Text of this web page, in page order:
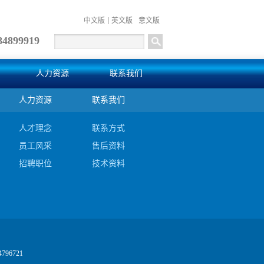
中文版 英文版 意文版
人力资源 联系我们
人力资源
人才理念
员工风采
招聘职位
联系我们
联系方式
售后资料
技术资料